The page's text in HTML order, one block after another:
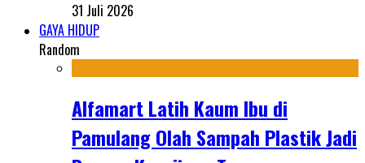
31 Juli 2026
GAYA HIDUP
Random
Alfamart Latih Kaum Ibu di
Pamulang Olah Sampah Plastik Jadi